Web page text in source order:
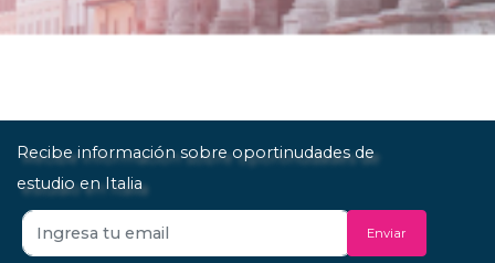
Recibe información sobre oportinudades de
estudio en Italia
Enviar